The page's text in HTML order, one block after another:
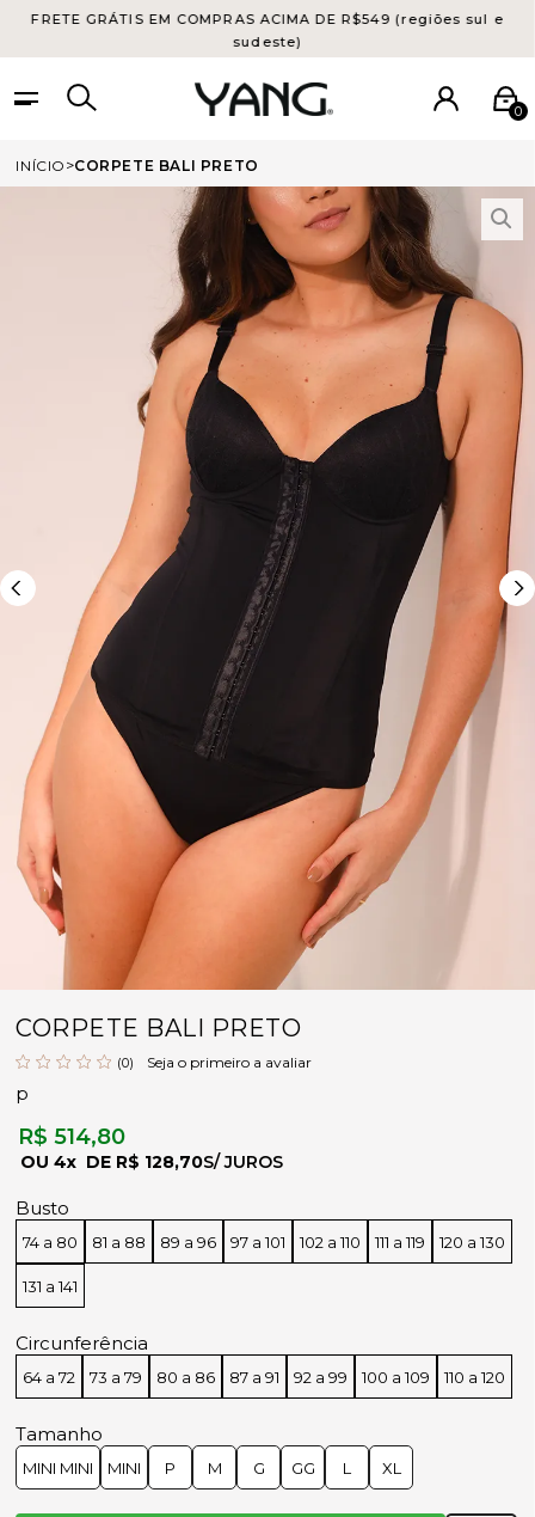
FRETE GRÁTIS EM COMPRAS ACIMA DE R$549 (regiões sul e
sudeste)
0
INÍCIO CORPETE BALI PRETO
CORPETE BALI PRETO
(0) Seja o primeiro a avaliar
p
R$ 514,80
4x R$ 128,70
Busto
74 a 80 81 a 88 89 a 96 97 a 101 102 a 110 111 a 119 120 a 130
131 a 141
Circunferência
64 a 72 73 a 79 80 a 86 87 a 91 92 a 99 100 a 109 110 a 120
Tamanho
MINI MINI MINI P M G GG L XL